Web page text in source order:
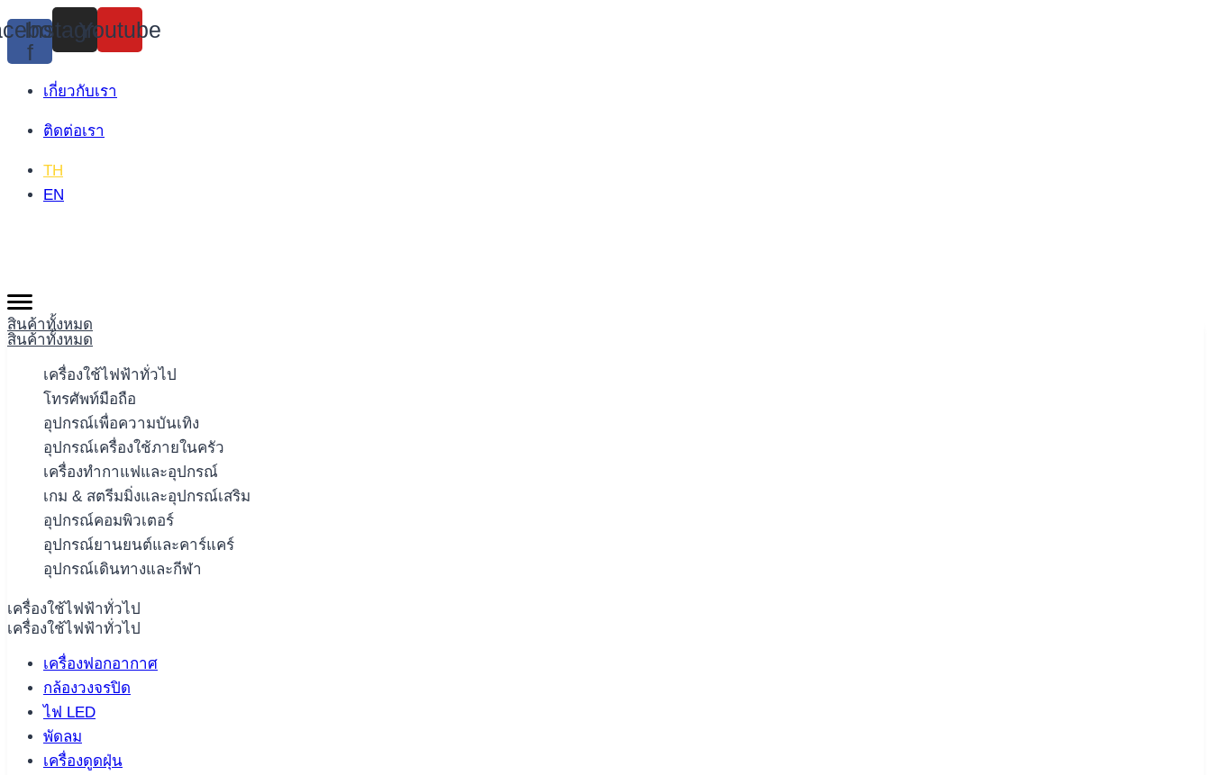
Skip
to
content
f
Instagram
Youtube
เกี่ยวกับเรา
ติดต่อเรา
TH
EN
สินค้าทั้งหมด
สินค้าทั้งหมด
เครื่องใช้ไฟฟ้าทั่วไป
โทรศัพท์มือถือ
อุปกรณ์เพื่อความบันเทิง
อุปกรณ์เครื่องใช้ภายในครัว
เครื่องทำกาแฟและอุปกรณ์
เกม & สตรีมมิ่งและอุปกรณ์เสริม
อุปกรณ์คอมพิวเตอร์
อุปกรณ์ยานยนต์และคาร์แคร์
อุปกรณ์เดินทางและกีฬา
เครื่องใช้ไฟฟ้าทั่วไป
เครื่องใช้ไฟฟ้าทั่วไป
เครื่องฟอกอากาศ
กล้องวงจรปิด
ไฟ LED
พัดลม
เครื่องดูดฝุ่น